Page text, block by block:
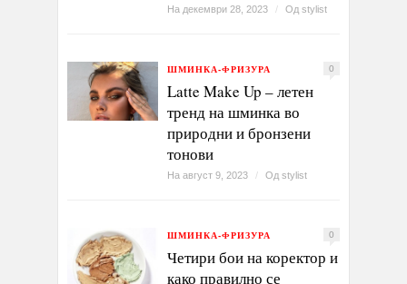
На декември 28, 2023 / Од stylist
ШМИНКА-ФРИЗУРА 0
Latte Make Up – летен
тренд на шминка во
природни и бронзени
тонови
На август 9, 2023 / Од stylist
ШМИНКА-ФРИЗУРА 0
Четири бои на коректор и
како правилно се